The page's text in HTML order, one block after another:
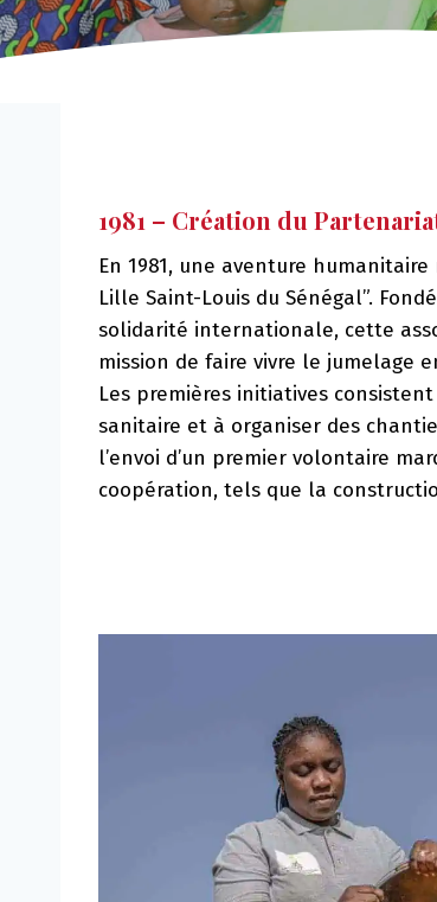
1981 – Création du
En 1981, une aventure
Lille Saint-Louis du Sénégal”.
solidarité internationale, cette
mission de faire vivre le jumelage
Les premières initiatives
sanitaire et à organiser des
l’envoi d’un premier volontaire
coopération, tels que la